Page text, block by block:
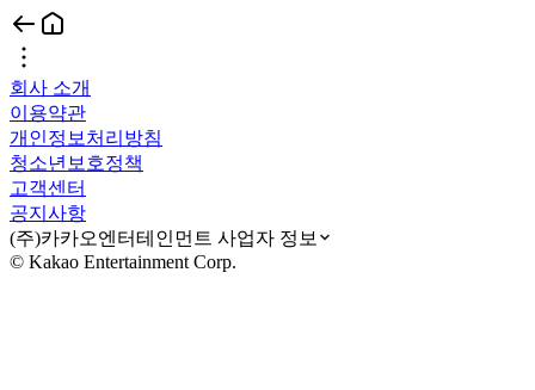
회사 소개
이용약관
개인정보처리방침
청소년보호정책
고객센터
공지사항
(주)카카오엔터테인먼트 사업자 정보
© Kakao Entertainment Corp.